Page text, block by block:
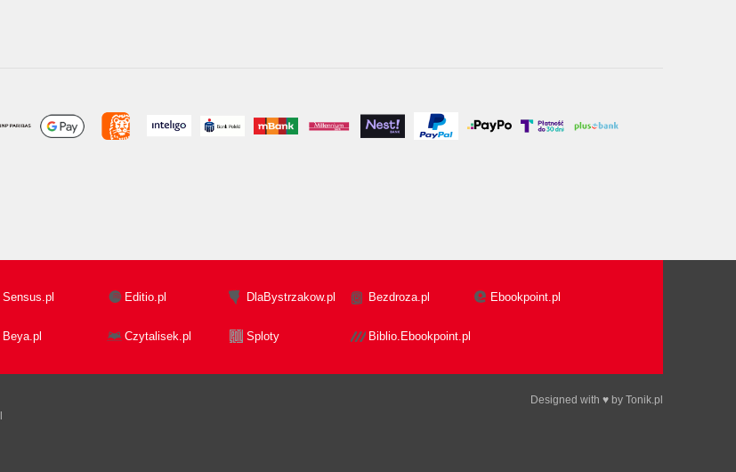
Sensus.pl Editio.pl DlaBystrzakow.pl Bezdroza.pl Ebookpoint.pl
Beya.pl Czytalisek.pl Sploty Biblio.Ebookpoint.pl
Designed with ♥ by Tonik.pl